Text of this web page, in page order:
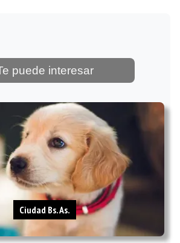
puede interesar
Ciudad Bs. As.